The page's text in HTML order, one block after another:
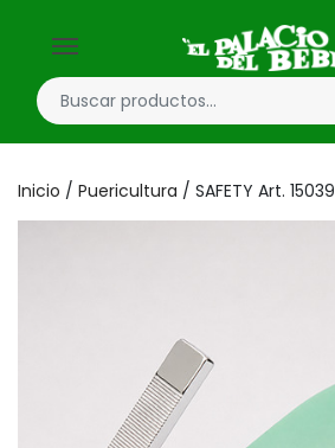
Inicio / Puericultura / SAFETY Art. 15039